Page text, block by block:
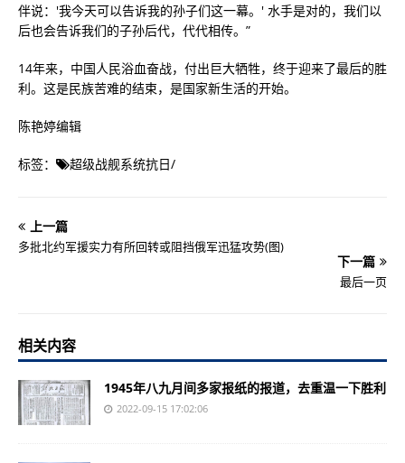
伴说：'我今天可以告诉我的孙子们这一幕。' 水手是对的，我们以
后也会告诉我们的子孙后代，代代相传。”
14年来，中国人民浴血奋战，付出巨大牺牲，终于迎来了最后的胜
利。这是民族苦难的结束，是国家新生活的开始。
陈艳婷编辑
标签： 超级战舰系统抗日/
上一篇
多批北约军援实力有所回转或阻挡俄军迅猛攻势(图)
下一篇
最后一页
相关内容
1945年八九月间多家报纸的报道，去重温一下胜利
2022-09-15 17:02:06